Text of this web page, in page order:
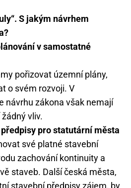
S jakým návrhem
v samostatné
pořizovat územní plány,
o svém rozvoji. V
návrhu zákona však nemají
vliv.
pro statutární města
své platné stavební
zachování kontinuity a
staveb. Další česká města,
stavební předpisy zájem, by